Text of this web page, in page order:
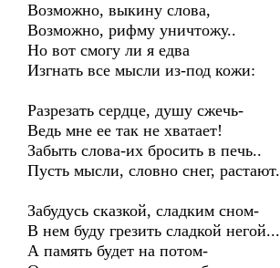
Возможно, выкину слова,
Возможно, рифму уничтожу..
Но вот смогу ли я едва
Изгнать все мысли из-под кожи:
Разрезать сердце, душу сжечь-
Ведь мне ее так не хватает!
Забыть слова-их бросить в печь..
Пусть мысли, словно снег, растают.
Забудусь сказкой, сладким сном-
В нем буду грезить сладкой негой...
А память будет на потом-